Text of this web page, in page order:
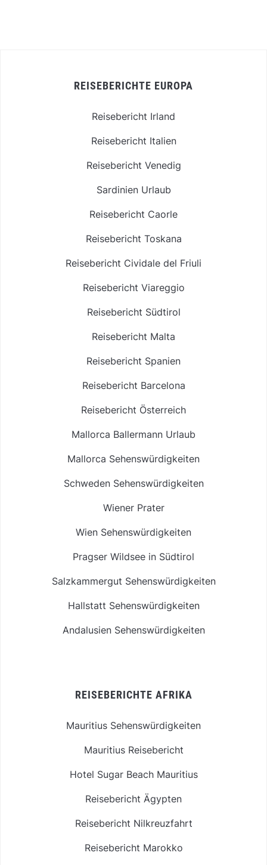
REISEBERICHTE EUROPA
Reisebericht Irland
Reisebericht Italien
Reisebericht Venedig
Sardinien Urlaub
Reisebericht Caorle
Reisebericht Toskana
Reisebericht Cividale del Friuli
Reisebericht Viareggio
Reisebericht Südtirol
Reisebericht Malta
Reisebericht Spanien
Reisebericht Barcelona
Reisebericht Österreich
Mallorca Ballermann Urlaub
Mallorca Sehenswürdigkeiten
Schweden Sehenswürdigkeiten
Wiener Prater
Wien Sehenswürdigkeiten
Pragser Wildsee in Südtirol
Salzkammergut Sehenswürdigkeiten
Hallstatt Sehenswürdigkeiten
Andalusien Sehenswürdigkeiten
REISEBERICHTE AFRIKA
Mauritius Sehenswürdigkeiten
Mauritius Reisebericht
Hotel Sugar Beach Mauritius
Reisebericht Ägypten
Reisebericht Nilkreuzfahrt
Reisebericht Marokko